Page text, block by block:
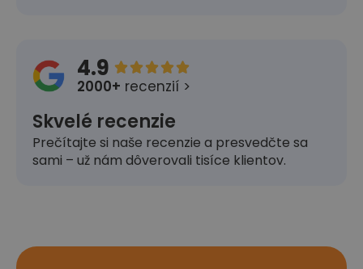
4.9 
2000+ recenzií >
Skvelé recenzie
Prečítajte si naše recenzie a presvedčte sa
sami – už nám dôverovali tisíce klientov.